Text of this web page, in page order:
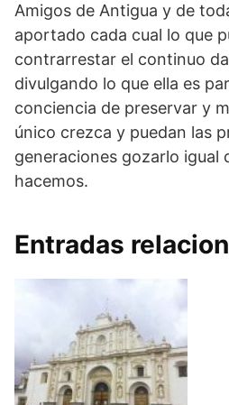
Amigos de Antigua y de
aportado cada cual lo que
contrarrestar el continuo
divulgando lo que ella es
conciencia de preservar y
único crezca y puedan las
generaciones gozarlo igual
hacemos.
Entradas